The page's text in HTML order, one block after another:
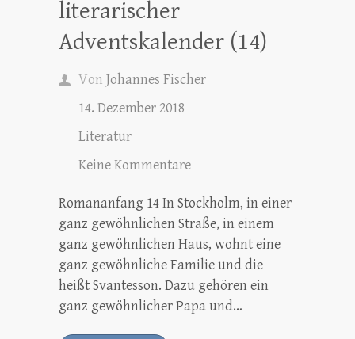
literarischer
Adventskalender (14)
Von Johannes Fischer
14. Dezember 2018
Literatur
Keine Kommentare
Romananfang 14 In Stockholm, in einer
ganz gewöhnlichen Straße, in einem
ganz gewöhnlichen Haus, wohnt eine
ganz gewöhnliche Familie und die
heißt Svantesson. Dazu gehören ein
ganz gewöhnlicher Papa und…